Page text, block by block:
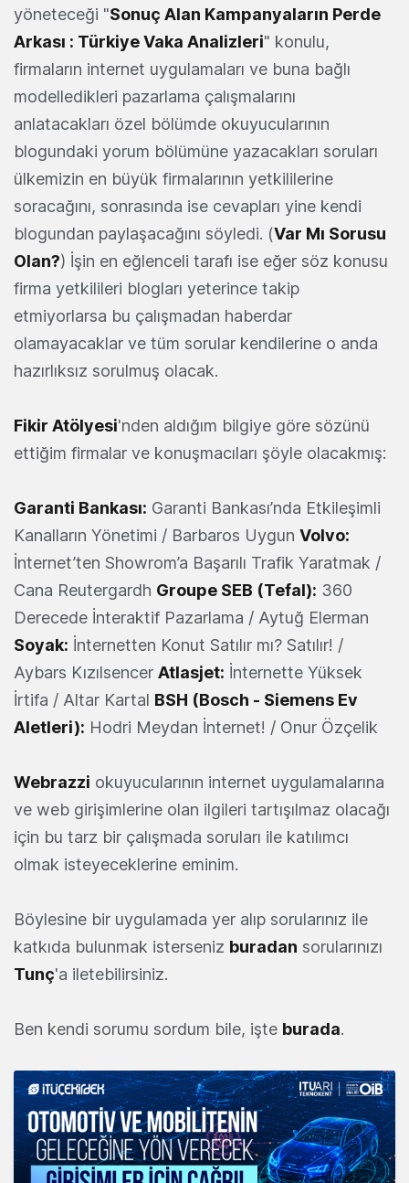
yöneteceği "Sonuç Alan Kampanyaların Perde
Arkası : Türkiye Vaka Analizleri" konulu,
firmaların internet uygulamaları ve buna bağlı
modelledikleri pazarlama çalışmalarını
anlatacakları özel bölümde okuyucularının
blogundaki yorum bölümüne yazacakları soruları
ülkemizin en büyük firmalarının yetkililerine
soracağını, sonrasında ise cevapları yine kendi
blogundan paylaşacağını söyledi. (Var Mı Sorusu
Olan?) İşin en eğlenceli tarafı ise eğer söz konusu
firma yetkilileri blogları yeterince takip
etmiyorlarsa bu çalışmadan haberdar
olamayacaklar ve tüm sorular kendilerine o anda
hazırlıksız sorulmuş olacak.
Fikir Atölyesi'nden aldığım bilgiye göre sözünü
ettiğim firmalar ve konuşmacıları şöyle olacakmış:
Garanti Bankası: Garanti Bankası’nda Etkileşimli
Kanalların Yönetimi / Barbaros Uygun Volvo:
İnternet’ten Showrom’a Başarılı Trafik Yaratmak /
Cana Reutergardh Groupe SEB (Tefal): 360
Derecede İnteraktif Pazarlama / Aytuğ Elerman
Soyak: İnternetten Konut Satılır mı? Satılır! /
Aybars Kızılsencer Atlasjet: İnternette Yüksek
İrtifa / Altar Kartal BSH (Bosch - Siemens Ev
Aletleri): Hodri Meydan İnternet! / Onur Özçelik
Webrazzi okuyucularının internet uygulamalarına
ve web girişimlerine olan ilgileri tartışılmaz olacağı
için bu tarz bir çalışmada soruları ile katılımcı
olmak isteyeceklerine eminim.
Böylesine bir uygulamada yer alıp sorularınız ile
katkıda bulunmak isterseniz buradan sorularınızı
Tunç'a iletebilirsiniz.
Ben kendi sorumu sordum bile, işte burada.